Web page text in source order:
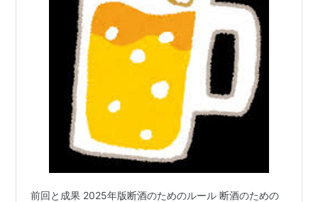
前回と成果 2025年版断酒のためのルール 断酒のための